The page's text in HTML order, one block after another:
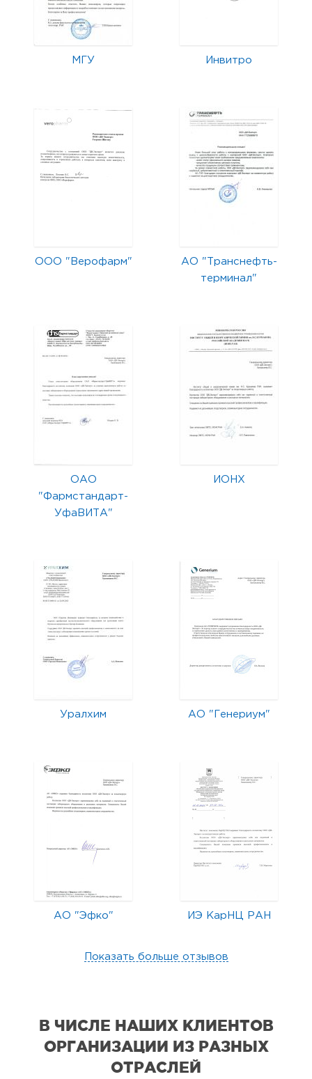
МГУ Инвитро
ООО "Верофарм"
АО "Транснефть-
терминал"
ОАО
"Фармстандарт-
УфаВИТА"
ИОНХ
Уралхим АО "Генериум"
АО "Эфко" ИЭ КарНЦ РАН
Показать больше отзывов
В ЧИСЛЕ НАШИХ КЛИЕНТОВ
ОРГАНИЗАЦИИ ИЗ РАЗНЫХ
ОТРАСЛЕЙ